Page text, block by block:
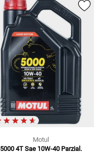
Motul
5000 4T Sae 10W-40 Parzial.